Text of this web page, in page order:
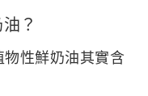
？
性鮮奶油其實含